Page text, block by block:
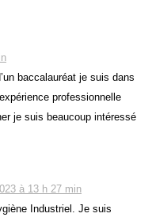
baccalauréat je suis dans
professionnelle
je suis beaucoup intéressé
à 13 h 27 min
Industriel. Je suis